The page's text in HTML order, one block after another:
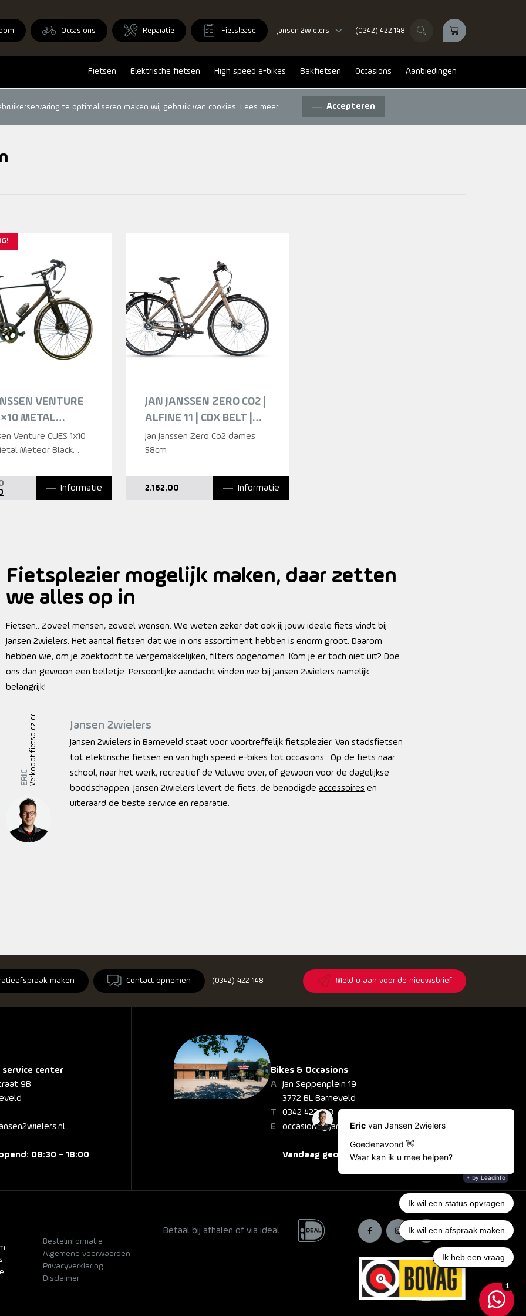
Occasions Reparatie Fietslease Jansen 2wielers (0342) 422 148
Fietsen Elektrische fietsen High speed e-bikes Bakfietsen Occasions Aanbiedingen
te optimaliseren maken wij gebruik van cookies. Lees meer Accepteren
VENTURE
METAL
BLACK GLOSS
2025
Venture CUES 1x10
Meteor Black
Oorspronkelijke
Informatie
JAN JANSSEN ZERO CO2 |
ALFINE 11 | CDX BELT |
DESERT SATIN DAMES
2024
Jan Janssen Zero Co2 dames
58cm
2.162,00 Informatie
Fietsplezier mogelijk maken, daar zetten
we alles op in
Fietsen.. Zoveel mensen, zoveel wensen. We weten zeker dat ook jij jouw ideale fiets vindt bij
Jansen 2wielers. Het aantal fietsen dat we in ons assortiment hebben is enorm groot. Daarom
hebben we, om je zoektocht te vergemakkelijken, filters opgenomen. Kom je er toch niet uit? Doe
ons dan gewoon een belletje. Persoonlijke aandacht vinden we bij Jansen 2wielers namelijk
belangrijk!
ERICVerkoopt fietsplezier Jansen 2wielers
Jansen 2wielers in Barneveld staat voor voortreffelijk fietsplezier. Van stadsfietsen
tot elektrische fietsen en van high speed e-bikes tot occasions . Op de fiets naar
school, naar het werk, recreatief de Veluwe over, of gewoon voor de dagelijkse
boodschappen. Jansen 2wielers levert de fiets, de benodigde accessoires en
uiteraard de beste service en reparatie.
maken Contact opnemen (0342) 422 148 Meld u aan voor de nieuwsbrief
center
9B
08:30 - 18:00
Bikes & Occasions
Jan Seppenplein 19
3772 BL Barneveld
0342 422 148
occasions@jansen2wielers.nl
Vandaag geopend: 08:30 - 18:00
Bestelinformatie
Algemene voorwaarden
Privacyverklaring
Disclaimer
Betaal bij afhalen of via ideal